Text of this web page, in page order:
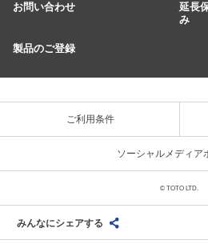
お問い合わせ
延長
み
製品のご登録
ご利用条件
ソーシャルメディア
みんなにシェアする
© TOTO LTD.